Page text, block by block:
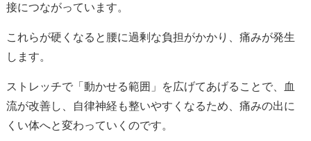
接につながっています。
これらが硬くなると腰に過剰な負担がかかり、痛みが発生
します。
ストレッチで「動かせる範囲」を広げてあげることで、血
流が改善し、自律神経も整いやすくなるため、痛みの出に
くい体へと変わっていくのです。